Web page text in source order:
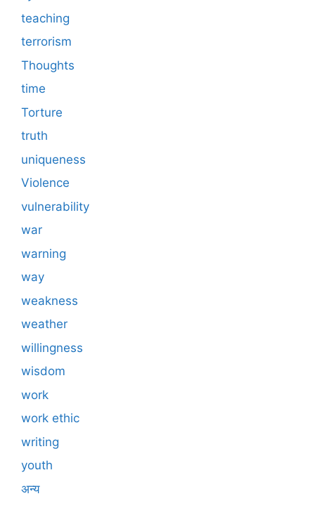
teaching
terrorism
Thoughts
time
Torture
truth
uniqueness
Violence
vulnerability
war
warning
way
weakness
weather
willingness
wisdom
work
work ethic
writing
youth
अन्य